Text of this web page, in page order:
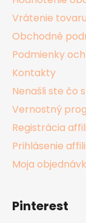
Vrátenie
Obchodné
Podmienky
Kontakty
Nenašli ste čo
Vernostný
Registrácia
Prihlásenie
Moja
Pinterest